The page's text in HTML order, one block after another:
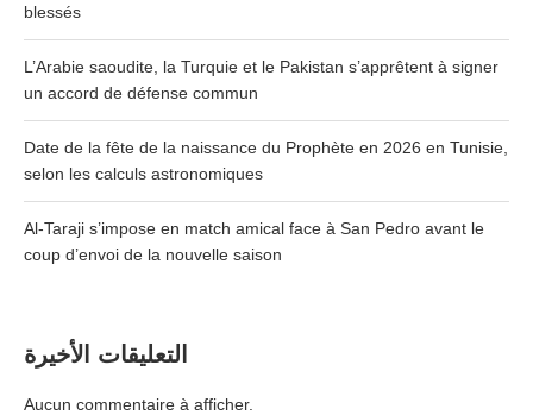
blessés
L’Arabie saoudite, la Turquie et le Pakistan s’apprêtent à signer
un accord de défense commun
Date de la fête de la naissance du Prophète en 2026 en Tunisie,
selon les calculs astronomiques
Al-Taraji s’impose en match amical face à San Pedro avant le
coup d’envoi de la nouvelle saison
التعليقات الأخيرة
Aucun commentaire à afficher.